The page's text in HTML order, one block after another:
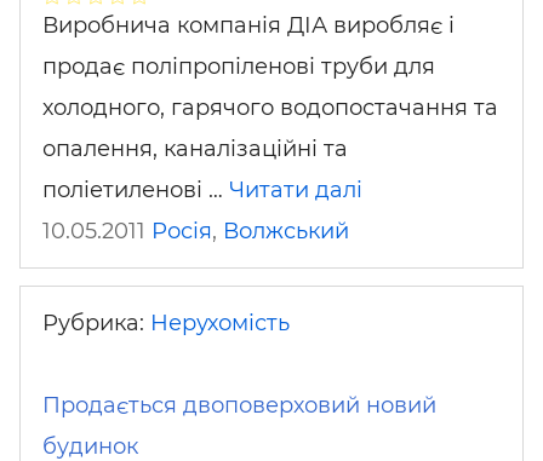
Виробнича компанія ДІА виробляє і
продає поліпропіленові труби для
холодного, гарячого водопостачання та
опалення, каналізаційні та
поліетиленові … Читати далі
10.05.2011 Росія, Волжський
Рубрика: Нерухомість
Продається двоповерховий новий
будинок